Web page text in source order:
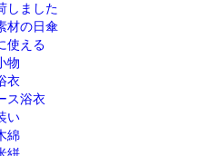
しました
材の日傘
使える
物
衣
ス浴衣
い
綿